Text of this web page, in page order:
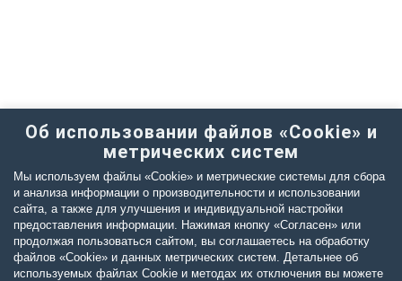
Об использовании файлов «Cookie» и
метрических систем
Мы используем файлы «Cookie» и метрические системы для сбора
и анализа информации о производительности и использовании
сайта, а также для улучшения и индивидуальной настройки
предоставления информации. Нажимая кнопку «Согласен» или
продолжая пользоваться сайтом, вы соглашаетесь на обработку
файлов «Cookie» и данных метрических систем. Детальнее об
используемых файлах Cookie и методах их отключения вы можете